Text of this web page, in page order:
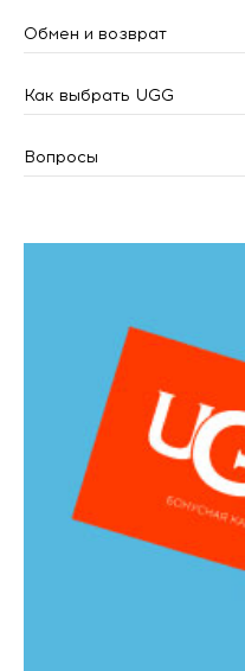
Обмен и возврат
Как выбрать UGG
Вопросы